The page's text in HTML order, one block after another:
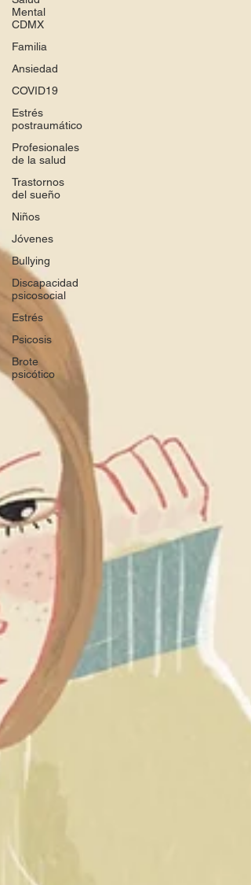
Mental
CDMX
Familia
Ansiedad
COVID19
Estrés
postraumático
Profesionales
de la salud
Trastornos
del sueño
Niños
Jóvenes
Bullying
Discapacidad
psicosocial
Estrés
Psicosis
Brote
psicótico